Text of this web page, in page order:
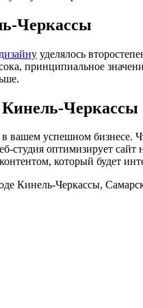
Черкассы
дизайну уделялось
принципиальное
Черкассы
вашем успешном бизнесе.
студия оптимизирует
который будет
Кинель-Черкассы,